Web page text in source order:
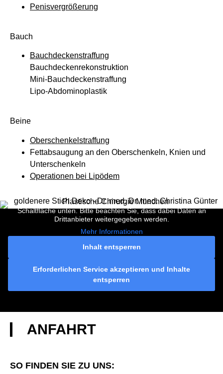
Penisvergrößerung
Bauch
Bauchdeckenstraffung
Bauchdeckenrekonstruktion
Mini-Bauchdeckenstraffung
Lipo-Abdominoplastik
Beine
Oberschenkelstraffung
Fettabsaugung an den Oberschenkeln, Knien und
Unterschenkeln
Operationen bei Lipödem
auf den eigentlichen Inhalt zuzugreifen, klicken Sie auf die
Schaltfläche unten. Bitte beachten Sie, dass dabei Daten an
Drittanbieter weitergegeben werden.
Mehr Informationen
Inhalt entsperren
Erforderlichen Service akzeptieren und Inhalte
entsperren
ANFAHRT
SO FINDEN SIE ZU UNS: